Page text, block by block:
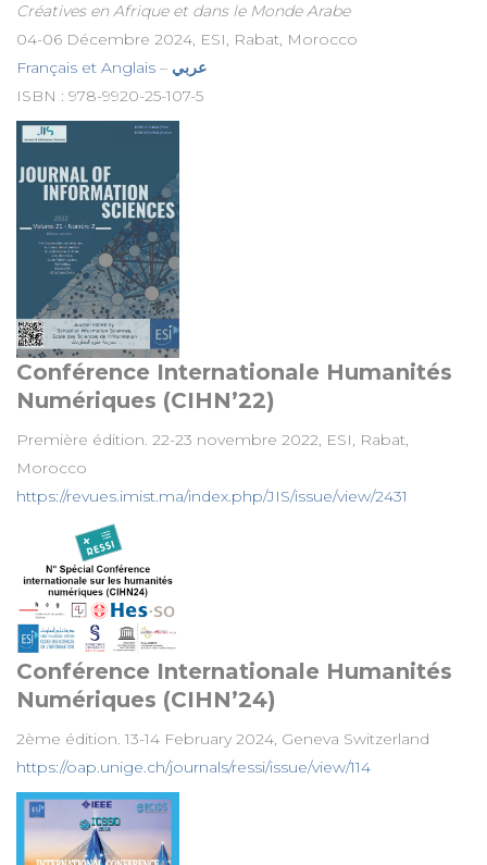
Créatives en Afrique et dans le Monde Arabe
04-06 Décembre 2024, ESI, Rabat, Morocco
Français et Anglais – عربي
ISBN : 978-9920-25-107-5
Conférence Internationale Humanités
Numériques (CIHN’22)
Première édition. 22-23 novembre 2022, ESI, Rabat,
Morocco
https://revues.imist.ma/index.php/JIS/issue/view/2431
Conférence Internationale Humanités
Numériques (CIHN’24)
2ème édition. 13-14 February 2024, Geneva Switzerland
https://oap.unige.ch/journals/ressi/issue/view/114